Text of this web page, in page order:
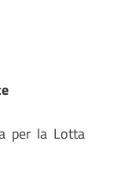
per la Lotta